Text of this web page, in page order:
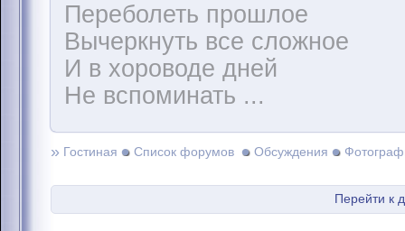
Переболеть прошлое
Вычеркнуть все сложное
И в хороводе дней
Не вспоминать ...
» Гостиная Список форумов Обсуждения
Перейти к